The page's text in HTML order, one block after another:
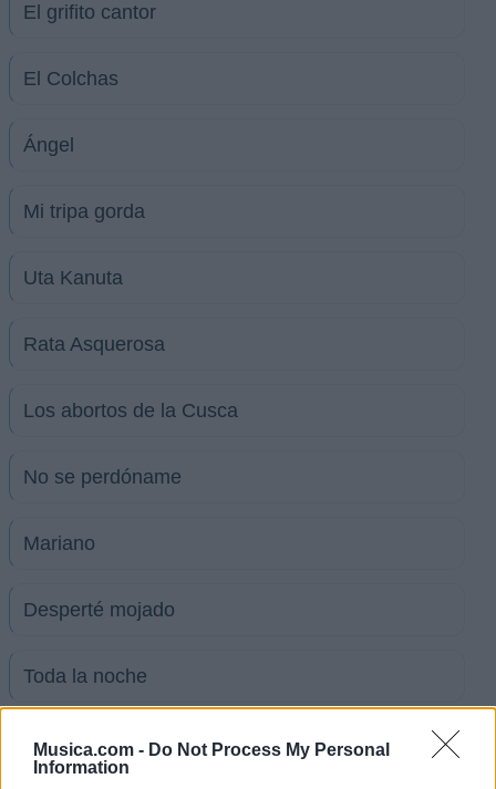
Musica.com - Do Not Process My Personal
Information
El grifito cantor
El Colchas
Ángel
Mi tripa gorda
Uta Kanuta
Rata Asquerosa
Los abortos de la Cusca
No se perdóname
Mariano
Desperté mojado
Toda la noche
Lorenzo Quintana